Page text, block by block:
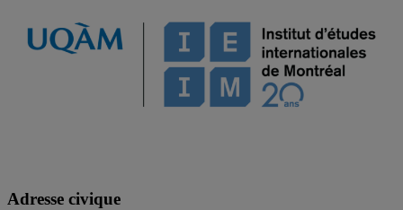
Adresse civique